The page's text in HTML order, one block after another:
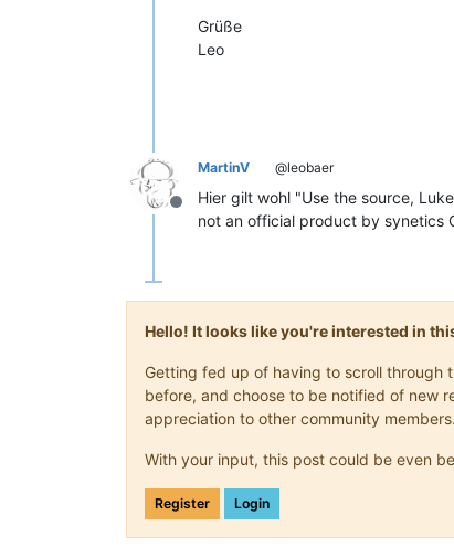
Grüße
Leo
Offline
MartinV @leobaer
Hier gilt wohl "Use the source,
not an official product by synetics
Hello! It looks like you're interested in
Getting fed up of having to scroll through
before, and choose to be notified of new
appreciation to other community members.
With your input, this post could be even
Register Login